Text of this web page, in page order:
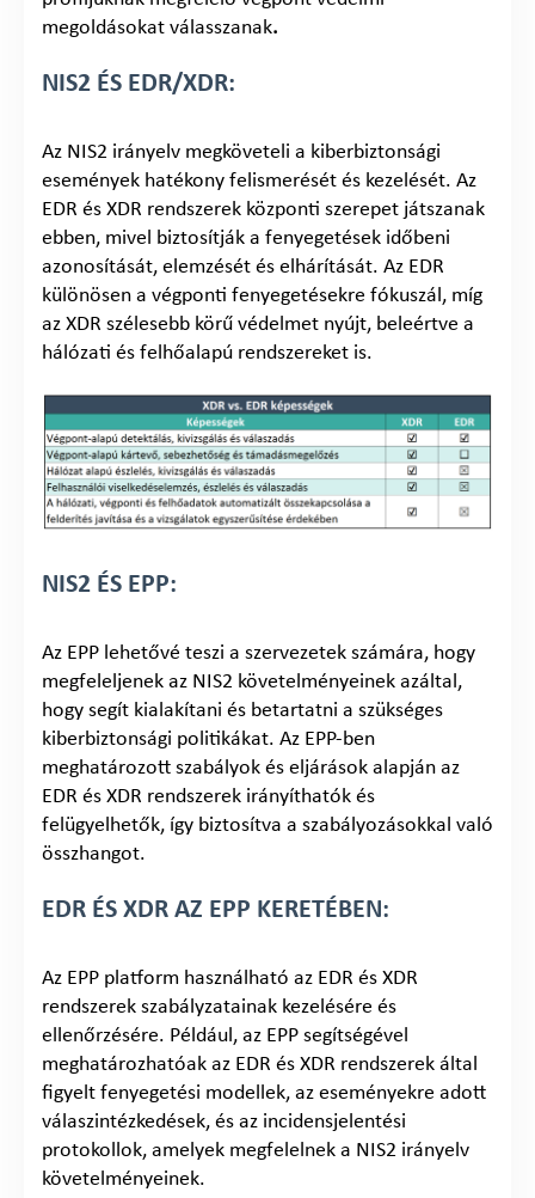
megoldásokat válasszanak.
NIS2 ÉS EDR/XDR:
Az NIS2 irányelv megköveteli a kiberbiztonsági
események hatékony felismerését és kezelését. Az
EDR és XDR rendszerek központi szerepet játszanak
ebben, mivel biztosítják a fenyegetések időbeni
azonosítását, elemzését és elhárítását. Az EDR
különösen a végponti fenyegetésekre fókuszál, míg
az XDR szélesebb körű védelmet nyújt, beleértve a
hálózati és felhőalapú rendszereket is.
NIS2 ÉS EPP:
Az EPP lehetővé teszi a szervezetek számára, hogy
megfeleljenek az NIS2 követelményeinek azáltal,
hogy segít kialakítani és betartatni a szükséges
kiberbiztonsági politikákat. Az EPP-ben
meghatározott szabályok és eljárások alapján az
EDR és XDR rendszerek irányíthatók és
felügyelhetők, így biztosítva a szabályozásokkal való
összhangot.
EDR ÉS XDR AZ EPP KERETÉBEN:
Az EPP platform használható az EDR és XDR
rendszerek szabályzatainak kezelésére és
ellenőrzésére. Például, az EPP segítségével
meghatározhatóak az EDR és XDR rendszerek által
figyelt fenyegetési modellek, az eseményekre adott
válaszintézkedések, és az incidensjelentési
protokollok, amelyek megfelelnek a NIS2 irányelv
követelményeinek.